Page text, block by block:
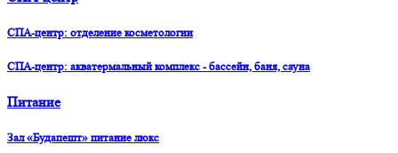
СПА-центр: отделение косметологии
СПА-центр: акватермальный комплекс - бассейн, баня, сауна
Питание
Зал «Будапешт» питание люкс